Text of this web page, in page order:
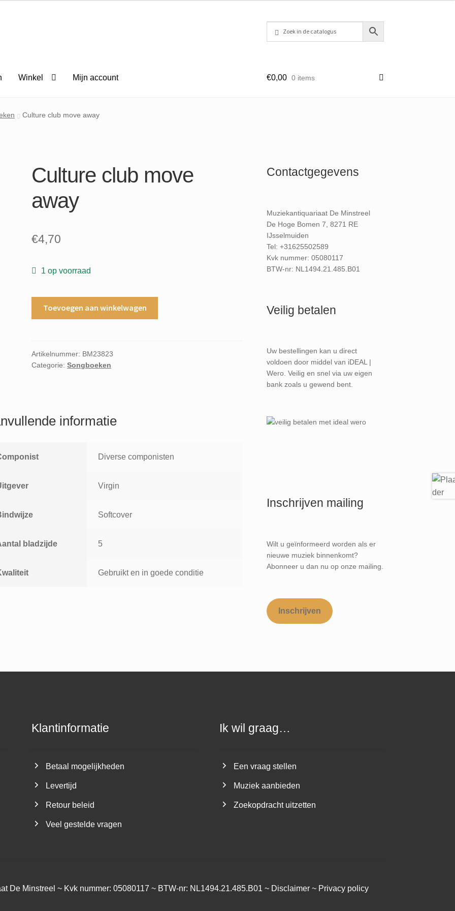
Winkel Mijn account €0,00 0 items
Culture club move away
Culture club move
away
€4,70
1 op voorraad
aantal
Toevoegen aan winkelwagen
Artikelnummer: BM23823
Categorie:Songboeken
informatie
Diverse componisten
Virgin
Softcover
bladzijde 5
Gebruikt en in goede conditie
Contactgegevens
Muziekantiquariaat De Minstreel
De Hoge Bomen 7, 8271 RE
IJsselmuiden
Tel: +31625502589
Kvk nummer: 05080117
BTW-nr: NL1494.21.485.B01
Veilig betalen
Uw bestellingen kan u direct
voldoen door middel van iDEAL |
Wero. Veilig en snel via uw eigen
bank zoals u gewend bent.
Inschrijven mailing
Wilt u geïnformeerd worden als er
nieuwe muziek binnenkomt?
Abonneer u dan nu op onze mailing.
Inschrijven
Klantinformatie
Betaal mogelijkheden
Levertijd
Retour beleid
Veel gestelde vragen
Ik wil graag…
Een vraag stellen
Muziek aanbieden
Zoekopdracht uitzetten
De Minstreel ~ Kvk nummer: 05080117 ~ BTW-nr: NL1494.21.485.B01 ~ Disclaimer ~ Privacy policy